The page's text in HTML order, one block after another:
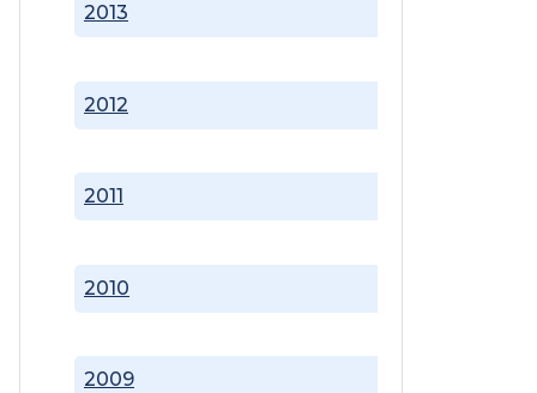
2009
2010
2011
2012
2013